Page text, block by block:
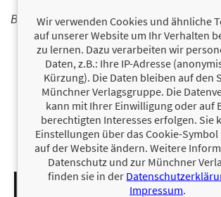
BÜCHERWir verwenden Cookies und ähnliche
auf unserer Website um Ihr Verhalten
zu lernen. Dazu verarbeiten wir
Daten, z.B.: Ihre IP-Adresse
Kürzung). Die Daten bleiben auf den
Münchner Verlagsgruppe. Die
kann mit Ihrer Einwilligung oder auf
berechtigten Interesses erfolgen. Sie
Einstellungen über das Cookie-
auf der Website ändern. Weitere
Datenschutz und zur Münchner
finden sie in der
Impressum.